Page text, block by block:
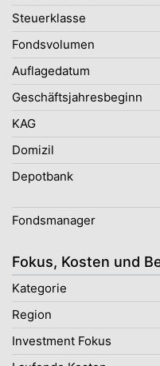
Steuerklasse
Fondsvolumen
Auflagedatum
Geschäftsjahresbeginn
KAG
Domizil
Depotbank
Fondsmanager
Fokus, Kosten und
Kategorie
Region
Investment Fokus